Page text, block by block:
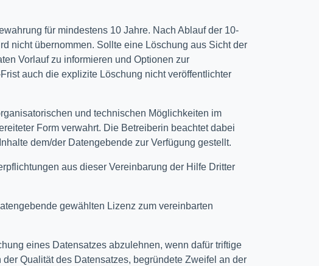
für mindestens 10 Jahre. Nach Ablauf der 10-
nicht übernommen. Sollte eine Löschung aus Sicht der
Vorlauf zu informieren und Optionen zur
auch die explizite Löschung nicht veröffentlichter
und technischen Möglichkeiten im
Form verwahrt. Die Betreiberin beachtet dabei
dem/der Datengebende zur Verfügung gestellt.
aus dieser Vereinbarung der Hilfe Dritter
gewählten Lizenz zum vereinbarten
eines Datensatzes abzulehnen, wenn dafür triftige
Qualität des Datensatzes, begründete Zweifel an der